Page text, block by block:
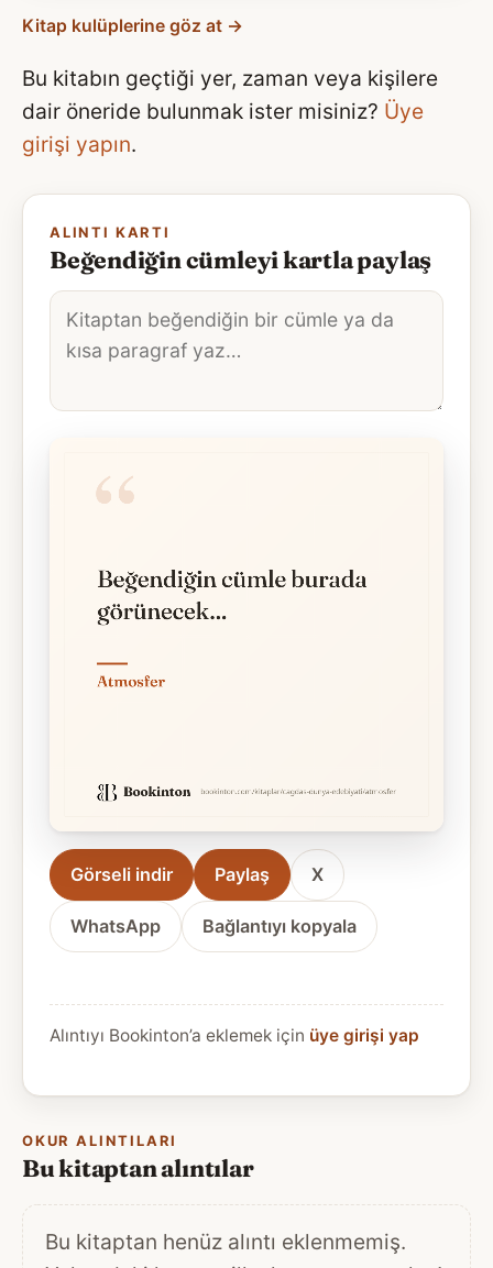
Kitap kulüplerine göz at →
Bu kitabın geçtiği yer, zaman veya kişilere
dair öneride bulunmak ister misiniz? Üye
girişi yapın.
ALINTI KARTI
Beğendiğin cümleyi kartla paylaş
Alıntı
metni
Görseli indir Paylaş X
WhatsApp Bağlantıyı kopyala
Alıntıyı Bookinton’a eklemek için üye girişi yap
OKUR ALINTILARI
Bu kitaptan alıntılar
Bu kitaptan henüz alıntı eklenmemiş.